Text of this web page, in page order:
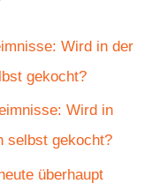
Wird in der
gekocht?
Wird in
selbst gekocht?
überhaupt